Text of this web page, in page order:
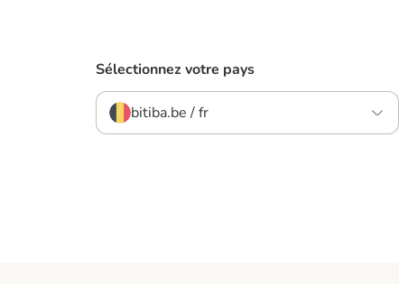
Sélectionnez votre pays
bitiba.be / fr